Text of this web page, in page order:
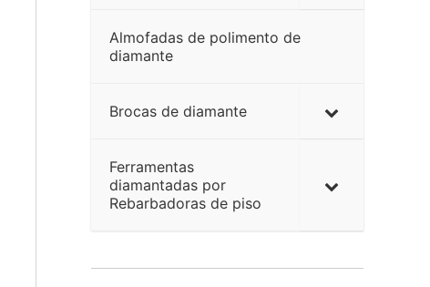
Almofadas de polimento de
diamante
Brocas de diamante
Ferramentas
diamantadas por
Rebarbadoras de piso